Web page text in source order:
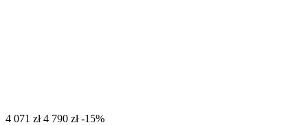
‍4 071‍ zł ‍4 790‍ zł -15%